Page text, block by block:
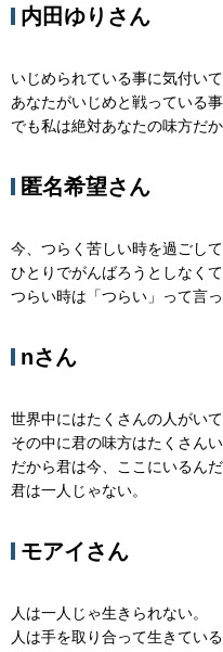
内田ゆりさん
いじめられている事に気付い
あなたがいじめと戦っている
でも私は絶対あなたの味方だ
匿名希望さん
今、つらく苦しい時を過ごして
ひとりでがんばろうとしなくて
つらい時は「つらい」って言っ
nさん
世界中にはたくさんの人がいて
その中に君の味方はたくさんい
だから君は今、ここにいるんだ
君は一人じゃない。
モアイさん
人は一人じゃ生きられない。
人は手を取り合って生きている